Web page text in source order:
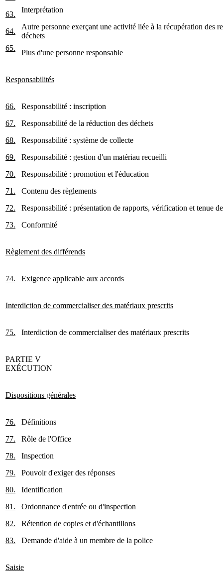
63.
64.
65.
Interprétation
Autre personne exerçant une activité liée à la récupération des
déchets
Plus d'une personne responsable
Responsabilités
66.
67.
68.
69.
70.
71.
72.
73.
Responsabilité : inscription
Responsabilité de la réduction des déchets
Responsabilité : système de collecte
Responsabilité : gestion d'un matériau recueilli
Responsabilité : promotion et l'éducation
Contenu des règlements
Responsabilité : présentation de rapports, vérification et tenue
Conformité
Règlement des différends
74. Exigence applicable aux accords
Interdiction de commercialiser des matériaux prescrits
75. Interdiction de commercialiser des matériaux prescrits
PARTIE V
EXÉCUTION
Dispositions générales
76.
77.
78.
79.
80.
81.
82.
83.
Définitions
Rôle de l'Office
Inspection
Pouvoir d'exiger des réponses
Identification
Ordonnance d'entrée ou d'inspection
Rétention de copies et d'échantillons
Demande d'aide à un membre de la police
Saisie